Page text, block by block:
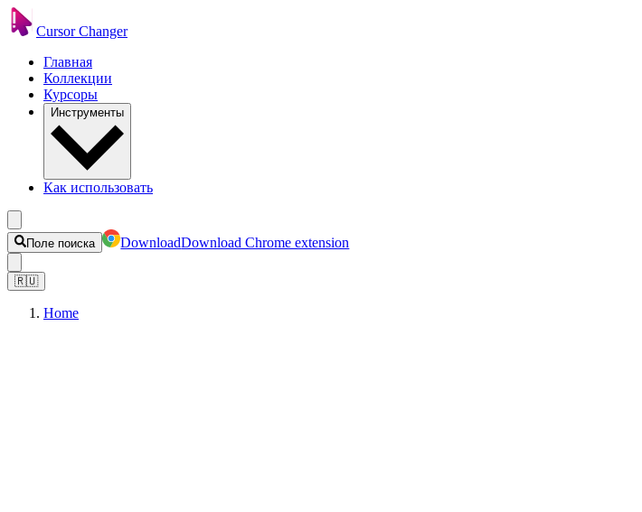
Cursor Changer
Главная
Коллекции
Курсоры
Инструменты
Как использовать
Поле поиска DownloadDownload Chrome extension
🇷🇺
Home